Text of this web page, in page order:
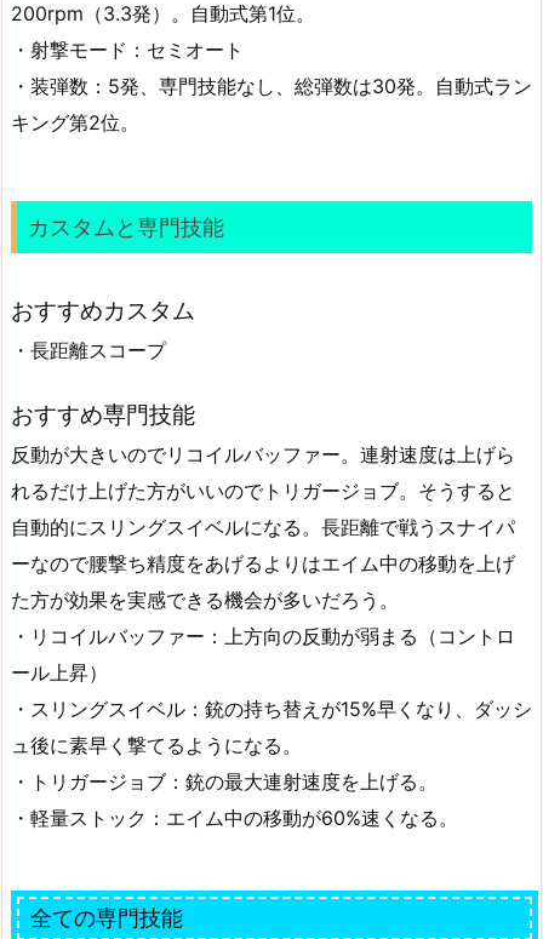
200rpm（3.3発）。自動式第1位。
・射撃モード：セミオート
・装弾数：5発、専門技能なし、総弾数は30発。自動式ラン
キング第2位。
カスタムと専門技能
おすすめカスタム
・長距離スコープ
おすすめ専門技能
反動が大きいのでリコイルバッファー。連射速度は上げら
れるだけ上げた方がいいのでトリガージョブ。そうすると
自動的にスリングスイベルになる。長距離で戦うスナイパ
ーなので腰撃ち精度をあげるよりはエイム中の移動を上げ
た方が効果を実感できる機会が多いだろう。
・リコイルバッファー：上方向の反動が弱まる（コントロ
ール上昇）
・スリングスイベル：銃の持ち替えが15%早くなり、ダッシ
ュ後に素早く撃てるようになる。
・トリガージョブ：銃の最大連射速度を上げる。
・軽量ストック：エイム中の移動が60%速くなる。
全ての専門技能